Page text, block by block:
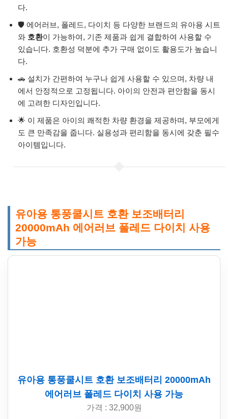
다.
🛡️ 에어러브, 폴레드, 다이치 등 다양한 브랜드의 유아용 시트
와 호환이 가능하여, 기존 제품과 쉽게 결합하여 사용할 수
있습니다. 호환성 덕분에 추가 구매 없이도 활용도가 높습니
다.
🚗 설치가 간편하여 누구나 쉽게 사용할 수 있으며, 차량 내
에서 안정적으로 고정됩니다. 아이의 안전과 편안함을 동시
에 고려한 디자인입니다.
🌟 이 제품은 아이의 쾌적한 차량 환경을 제공하며, 부모에게
도 큰 만족감을 줍니다. 실용성과 편리함을 동시에 갖춘 필수
아이템입니다.
유아용 통풍쿨시트 호환 보조배터리
20000mAh 에어러브 폴레드 다이치 사용
가능
유아용 통풍쿨시트 호환 보조배터리 20000mAh
에어러브 폴레드 다이치 사용 가능
가격 : 32,900원